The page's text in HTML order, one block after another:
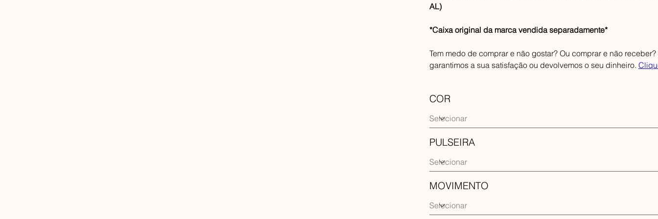
AL)
*Caixa original da marca vendida separadamente*
Tem medo de comprar e não gostar? Ou comprar e não
garantimos a sua satisfação ou devolvemos o seu dinheiro.
COR
PULSEIRA
MOVIMENTO